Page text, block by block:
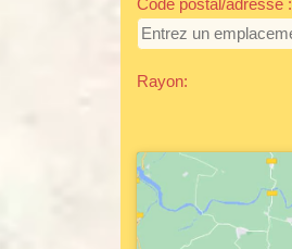
Code postal/adresse :
Rayon: